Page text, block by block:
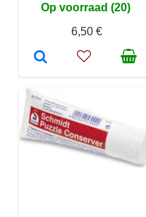
Op voorraad (20)
6,50 €